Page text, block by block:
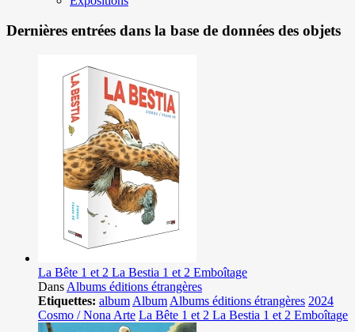
Dernières entrées dans la base de données des objets
La Bête 1 et 2 La Bestia 1 et 2 Emboîtage
Dans Albums éditions étrangères
Etiquettes: album Album Albums éditions étrangères 2024
Cosmo / Nona Arte La Bête 1 et 2 La Bestia 1 et 2 Emboîtage